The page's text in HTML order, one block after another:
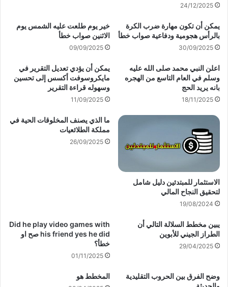
24/12/2025
يمكن أن تكون مهارة ضرب الكرة
بالرأس هجومية ودفاعية صواب خطأ
30/09/2025
خير يوم طلعت عليه الشمس يوم
الاثنين صواب خطأ
09/09/2025
اعلن النبي محمد صلى الله عليه
وسلم في العام التاسع من الهجره
بانه يريد الحج
18/11/2025
يمكن أن يؤدي تعديل التقرير في
مايكروسوفت أكسس إلى تحسين
وسهوله قراءة التقرير
11/09/2025
الاستثمار للمبتدئين دليل شامل
لتحقيق النجاح المالي
19/08/2024
ما الذي يصنف المخلوقات الحية في
مملكة الطلائعيات
26/09/2025
يبين مخطط السلالة التالي أن
الطراز الجيني للأبوين
29/04/2025
Did he play video games with
his friend yes he did صح او
خطأ؟
01/11/2025
وضح الفرق بين الحروب التقليدية
المخطط هو